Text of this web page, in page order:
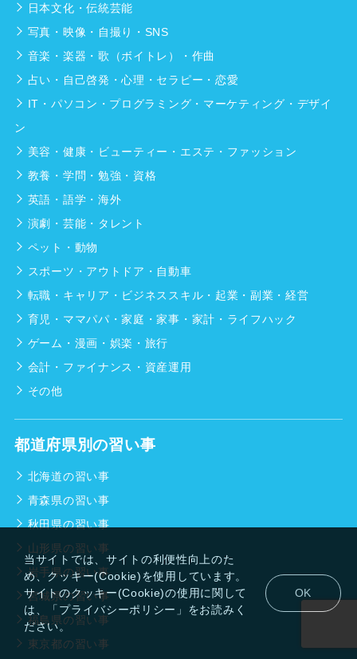
当サイトでは、サイトの利便性向上のた
め、クッキー(Cookie)を使用しています。
サイトのクッキー(Cookie)の使用に関して
は、「プライバシーポリシー」をお読みく
ださい。
OK
日本文化・伝統芸能
写真・映像・自撮り・SNS
音楽・楽器・歌（ボイトレ）・作曲
占い・自己啓発・心理・セラピー・恋愛
IT・パソコン・プログラミング・マーケティング・デザイ
ン
美容・健康・ビューティー・エステ・ファッション
教養・学問・勉強・資格
英語・語学・海外
演劇・芸能・タレント
ペット・動物
スポーツ・アウトドア・自動車
転職・キャリア・ビジネススキル・起業・副業・経営
育児・ママパパ・家庭・家事・家計・ライフハック
ゲーム・漫画・娯楽・旅行
会計・ファイナンス・資産運用
その他
都道府県別の習い事
北海道の習い事
青森県の習い事
秋田県の習い事
山形県の習い事
岩手県の習い事
宮城県の習い事
福島県の習い事
東京都の習い事